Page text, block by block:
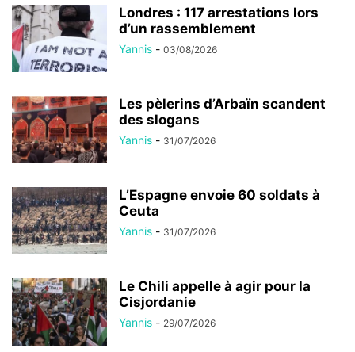
Londres : 117 arrestations lors
d’un rassemblement
Yannis - 03/08/2026
Les pèlerins d’Arbaïn scandent
des slogans
Yannis - 31/07/2026
L’Espagne envoie 60 soldats à
Ceuta
Yannis - 31/07/2026
Le Chili appelle à agir pour la
Cisjordanie
Yannis - 29/07/2026